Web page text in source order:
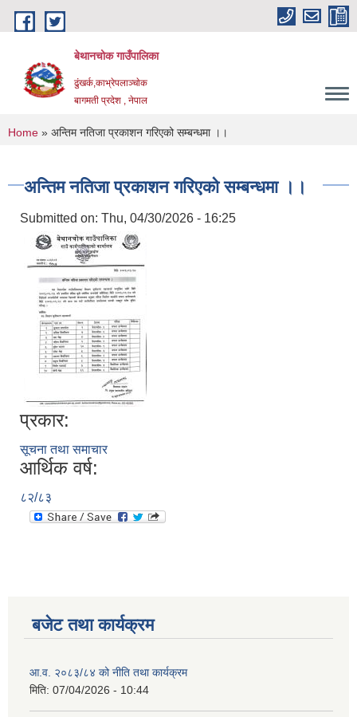
Skip to main content
बेथानचोक गाउँपालिका
ढुंखर्क,काभ्रेपलाञ्चाेक
बागमती प्रदेश , नेपाल
You are here
Home » अन्तिम नतिजा प्रकाशन गरिएको सम्बन्धमा ।।
अन्तिम नतिजा प्रकाशन गरिएको सम्बन्धमा ।।
Submitted on: Thu, 04/30/2026 - 16:25
प्रकार:
सूचना तथा समाचार
आर्थिक वर्ष:
८२/८३
बजेट तथा कार्यक्रम
आ.व. २०८३/८४ को नीति तथा कार्यक्रम
मिति: 07/04/2026 - 10:44